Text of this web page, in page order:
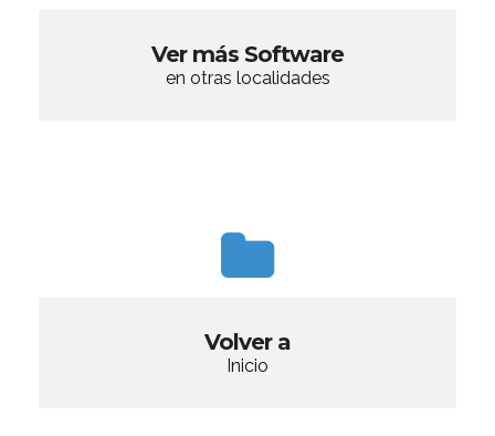
Ver más Software
en otras localidades
Volver a
Inicio